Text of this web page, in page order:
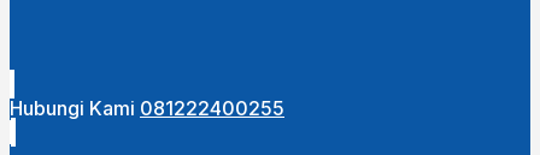
Hubungi Kami 081222400255